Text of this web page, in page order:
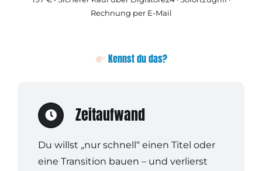
Rechnung per E-Mail
Kennst du das?
Zeitaufwand
Du willst „nur schnell“ einen Titel oder
eine Transition bauen – und verlierst